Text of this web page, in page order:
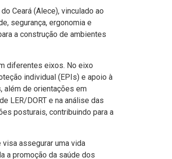
Ceará (Alece), vinculado ao
segurança, ergonomia e
a construção de ambientes
diferentes eixos. No eixo
individual (EPIs) e apoio à
além de orientações em
LER/DORT e na análise das
posturais, contribuindo para a
visa assegurar uma vida
a promoção da saúde dos